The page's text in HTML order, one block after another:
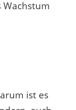
Wachstum
ist es